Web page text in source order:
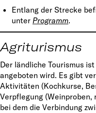
Entlang der Strecke
unter Programm.
Agriturismus
Der ländliche Tourismus
angeboten wird. Es gibt
Aktivitäten (Kochkurse,
Verpflegung (Weinproben,
bei dem die Verbindung